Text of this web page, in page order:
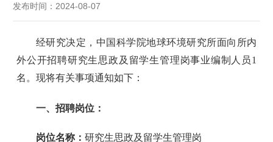
发布时间：2024-08-07
经研究决定，中国科学院地球环境研究所面向所内
外公开招聘研究生思政及 留学生管理岗事业编制人员1
名。现将有关事项通知如下：
一、招聘岗位：
岗位名称： 研究生思政及 留学生管理岗